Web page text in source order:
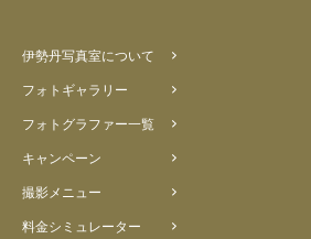
伊勢丹写真室について
フォトギャラリー
フォトグラファー一覧
キャンペーン
撮影メニュー
料金シミュレーター